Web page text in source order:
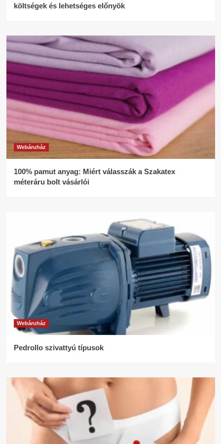
költségek és lehetséges előnyök
Webáruház
100% pamut anyag: Miért válasszák a Szakatex
méteráru bolt vásárlói
Webáruház
Pedrollo szivattyú típusok